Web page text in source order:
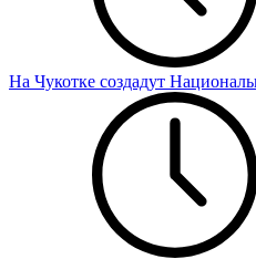
На Чукотке создадут